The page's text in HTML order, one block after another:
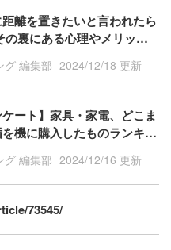
離を置きたいと言われたら
の裏にある心理やメリット
グ 編集部 2024/12/18 更新
ケート】家具・家電、どこま
機に購入したものランキン
グ 編集部 2024/12/16 更新
73545/